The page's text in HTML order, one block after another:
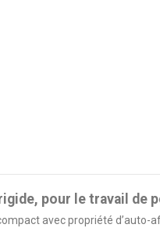
pour le travail de
avec propriété